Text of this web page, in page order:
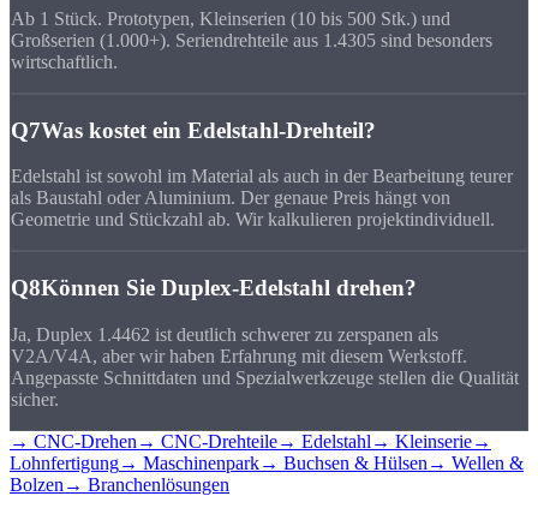
Ab 1 Stück. Prototypen, Kleinserien (10 bis 500 Stk.) und
Großserien (1.000+). Seriendrehteile aus 1.4305 sind besonders
wirtschaftlich.
Q7Was kostet ein Edelstahl-Drehteil?
Edelstahl ist sowohl im Material als auch in der Bearbeitung teurer
als Baustahl oder Aluminium. Der genaue Preis hängt von
Geometrie und Stückzahl ab. Wir kalkulieren projektindividuell.
Q8Können Sie Duplex-Edelstahl drehen?
Ja, Duplex 1.4462 ist deutlich schwerer zu zerspanen als
V2A/V4A, aber wir haben Erfahrung mit diesem Werkstoff.
Angepasste Schnittdaten und Spezialwerkzeuge stellen die Qualität
sicher.
→ CNC-Drehen → CNC-Drehteile→ Edelstahl → Kleinserie→
Lohnfertigung→ Maschinenpark→ Buchsen & Hülsen → Wellen &
Bolzen → Branchenlösungen